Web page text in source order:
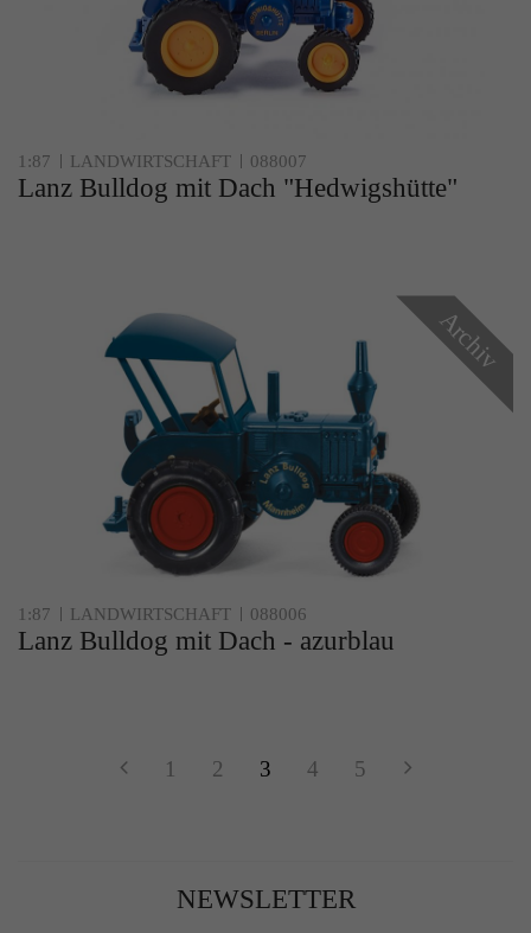
1:87 LANDWIRTSCHAFT 088007
Lanz Bulldog mit Dach "Hedwigshütte"
Archiv
1:87 LANDWIRTSCHAFT 088006
Lanz Bulldog mit Dach - azurblau
1 2 3 4 5
NEWSLETTER